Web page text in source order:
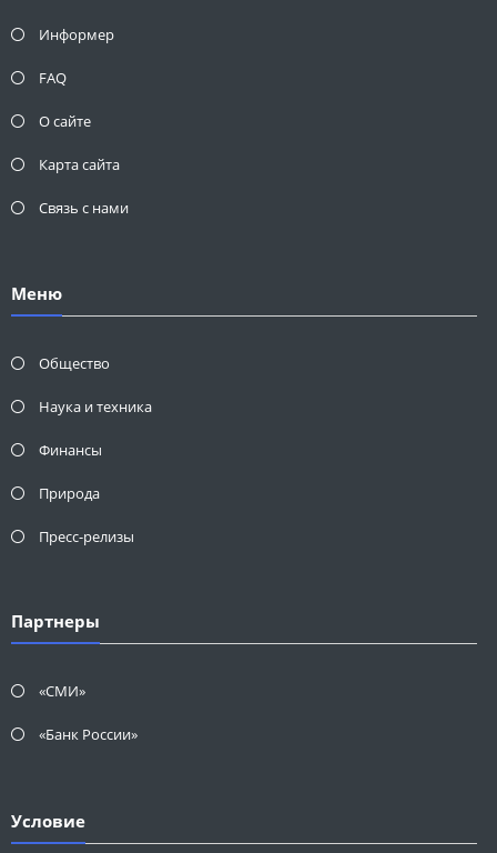
Информер
FAQ
О сайте
Карта сайта
Связь с нами
Меню
Общество
Наука и техника
Финансы
Природа
Пресс-релизы
Партнеры
«СМИ»
«Банк России»
Условие